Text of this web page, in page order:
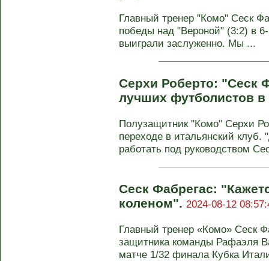
Главный тренер "Комо" Сеск
победы над "Вероной" (3:2) в
выиграли заслуженно. Мы ...
Серхи Роберто: "Сеск
лучших футболистов
Полузащитник "Комо" Серхи
переходе в итальянский
работать под руководством
Сеск Фабрегас:
коленом". 2024-08-12
Главный тренер «Комо» Сеск
защитника команды Рафаэля
матче 1/32 финала Кубка